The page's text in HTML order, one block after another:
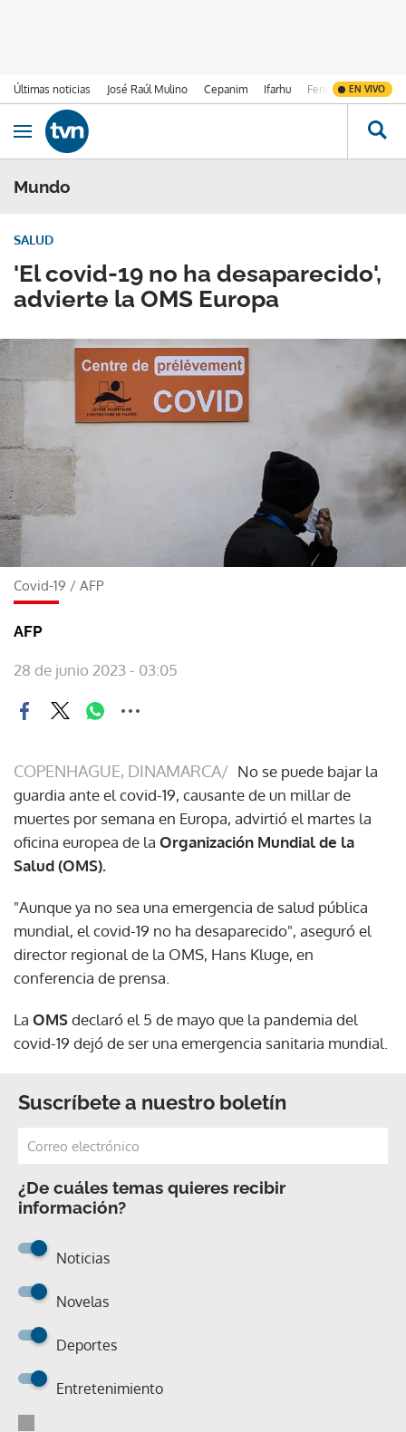
Últimas noticias José Raúl Mulino Cepanim Ifarhu Fenómeno de El
EN VIVO
Ir al contenido
Obrir navegació
Mundo
'El covid-19 no ha desaparecido',
advierte la OMS Europa
SALUD
Covid-19 / AFP
AFP
28 de junio 2023 - 03:05
COPENHAGUE, DINAMARCA/ No se puede bajar la
guardia ante el covid-19, causante de un millar de
muertes por semana en Europa, advirtió el martes la
oficina europea de la Organización Mundial de la
Salud (OMS).
"Aunque ya no sea una emergencia de salud pública
mundial, el covid-19 no ha desaparecido", aseguró el
director regional de la OMS, Hans Kluge, en
conferencia de prensa.
La OMSdeclaró el 5 de mayo que la pandemia del
covid-19 dejó de ser una emergencia sanitaria mundial.
Suscríbete a nuestro boletín
¿De cuáles temas quieres recibir
información?
Noticias
Novelas
Deportes
Entretenimiento